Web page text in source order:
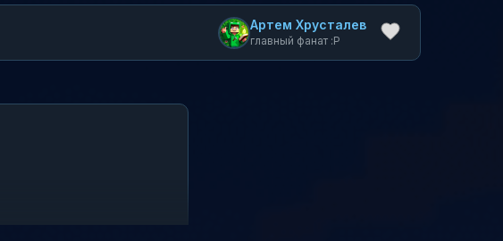
Артем Хрусталев
главный фанат :P